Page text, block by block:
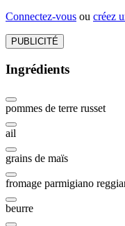
Connectez-vous ou créez
PUBLICITÉ
Ingrédients
pommes de terre russet
ail
grains de maïs
fromage parmigiano
beurre